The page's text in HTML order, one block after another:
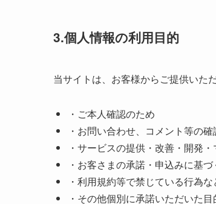
3.個人情報の利用目的
当サイトは、お客様からご提供いた
・ご本人確認のため
・お問い合わせ、コメント等の
・サービスの提供・改善・開発
・お客さまの承諾・申込みに基
・利用規約等で禁じている行為
・その他個別に承諾いただいた目